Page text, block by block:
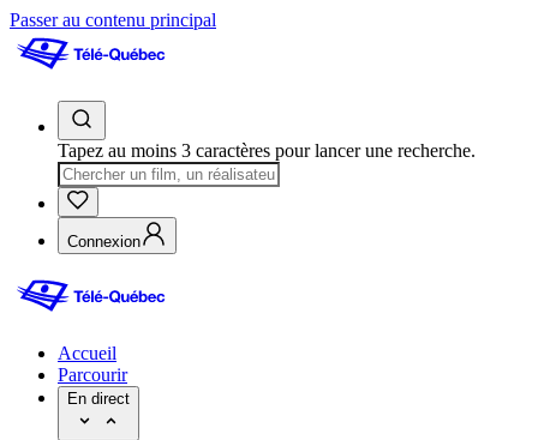
Passer au contenu principal
Tapez au moins 3 caractères pour lancer une recherche.
Connexion
Accueil
Parcourir
En direct